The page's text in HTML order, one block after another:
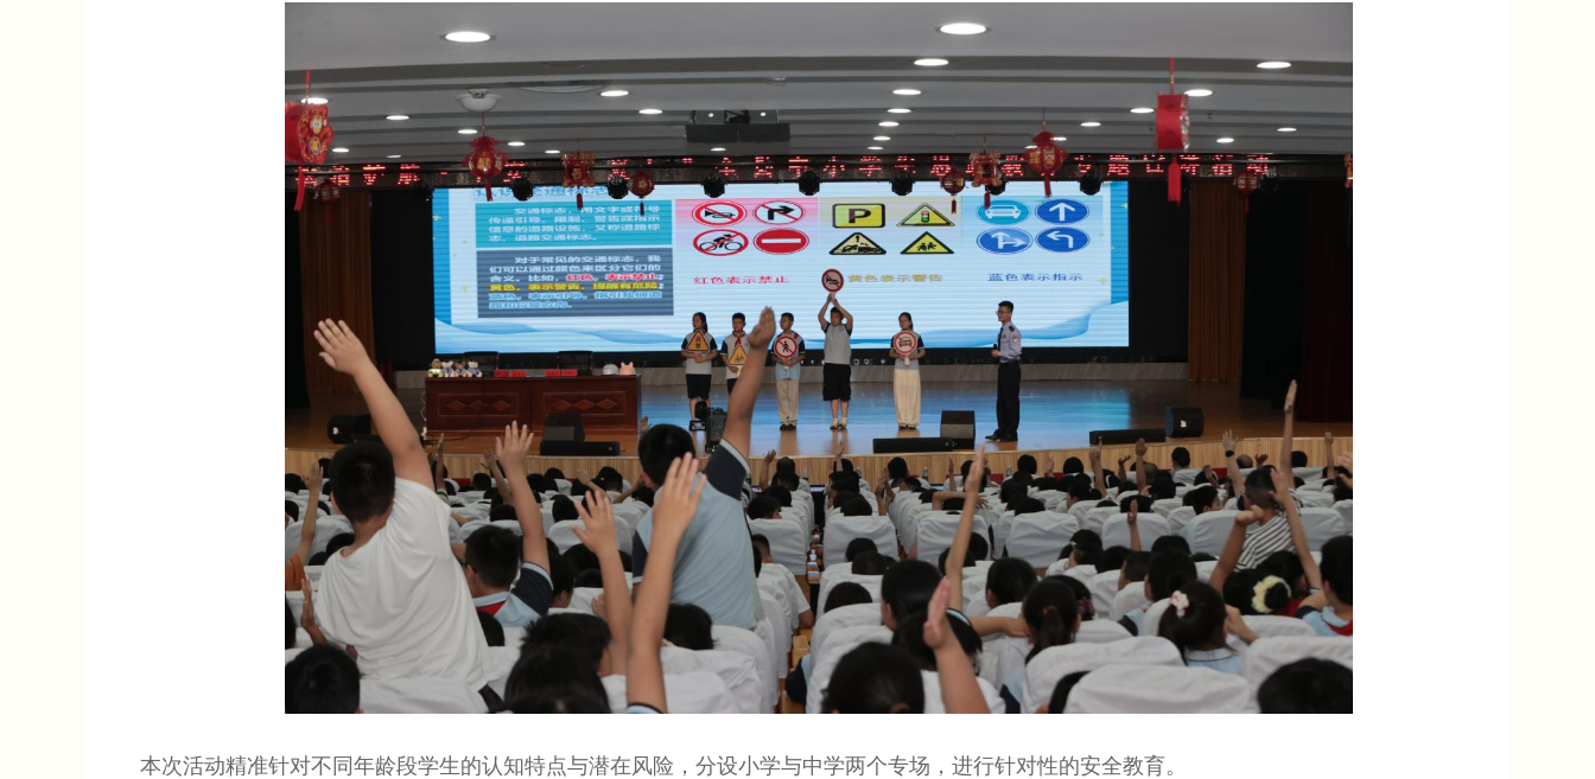
本次活动精准针对不同年龄段学生的认知特点与潜在风险，分设小学与中学两个专场，进行针对性的安全教育。